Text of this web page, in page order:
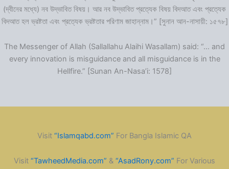
(দ্বীনের মধ্যে) নব উদ্ভাবিত বিষয়। আর নব উদ্ভাবিত প্রত্যেক বিষয় বিদআত এবং প্রত্যেক
বিদআত হল ভ্রষ্টতা এবং প্রত্যেক ভ্রষ্টতার পরিণাম জাহান্নাম।” [সুনান আন-নাসায়ী: ১৫৭৮]
The Messenger of Allah (Sallallahu Alaihi Wasallam) said: “… and
every innovation is misguidance and all misguidance is in the
Hellfire.” [Sunan An-Nasa’i: 1578]
Visit “Islamqabd.com” For Bangla Islamic QA
Visit “TawheedMedia.com” & “AsadRony.com” For Various